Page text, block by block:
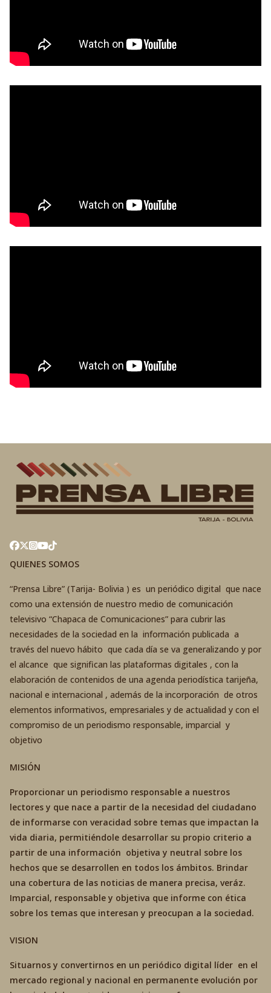
QUIENES SOMOS
“Prensa Libre” (Tarija- Bolivia ) es un periódico digital que nace
como una extensión de nuestro medio de comunicación
televisivo “Chapaca de Comunicaciones” para cubrir las
necesidades de la sociedad en la información publicada a
través del nuevo hábito que cada día se va generalizando y por
el alcance que significan las plataformas digitales , con la
elaboración de contenidos de una agenda periodística tarijeña,
nacional e internacional , además de la incorporación de otros
elementos informativos, empresariales y de actualidad y con el
compromiso de un periodismo responsable, imparcial y
objetivo
MISIÓN
Proporcionar un periodismo responsable a nuestros
lectores y que nace a partir de la necesidad del ciudadano
de informarse con veracidad sobre temas que impactan la
vida diaria, permitiéndole desarrollar su propio criterio a
partir de una información objetiva y neutral sobre los
hechos que se desarrollen en todos los ámbitos. Brindar
una cobertura de las noticias de manera precisa, veráz.
Imparcial, responsable y objetiva que informe con ética
sobre los temas que interesan y preocupan a la sociedad.
VISION
Situarnos y convertirnos en un periódico digital líder en el
mercado regional y nacional en permanente evolución por